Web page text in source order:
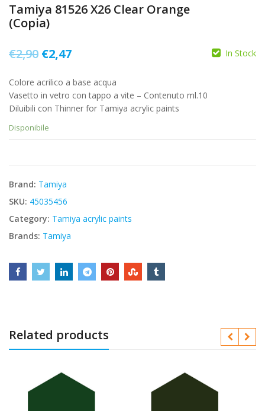
Tamiya 81526 X26 Clear Orange
(Copia)
€2,90 Il
originale
era:
€2,90.
€2,47Il
attuale
è:
In Stock
Colore acrilico a base acqua
Vasetto in vetro con tappo a vite – Contenuto ml.10
Diluibili con Thinner for Tamiya acrylic paints
Disponibile
Brand: Tamiya
SKU: 45035456
Category: Tamiya acrylic paints
Brands: Tamiya
Related products